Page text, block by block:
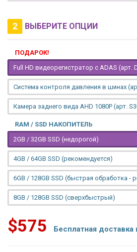
2 ВЫБЕРИТЕ ОПЦИИ
ПОДАРОК!
Full HD видеорегистратор с ADAS (арт.
Система контроля давления в шинах
Камера заднего вида AHD 1080P (арт.
RAM / SSD НАКОПИТЕЛЬ
2GB / 32GB SSD (недорогой)
4GB / 64GB SSD (рекомендуется)
6GB / 128GB SSD (быстрая обработка -
8GB / 128GB SSD (сверхбыстрый)
$575 Бесплатная доставка